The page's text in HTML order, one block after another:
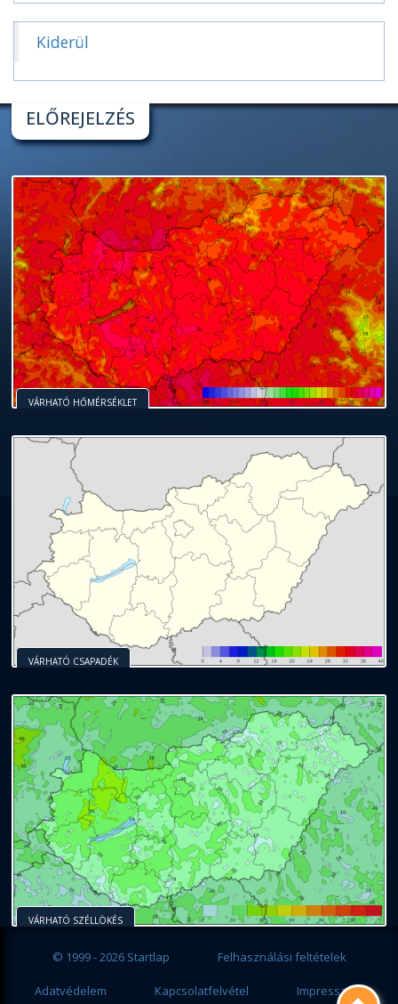
Kiderül
ELŐREJELZÉS
VÁRHATÓ HŐMÉRSÉKLET
VÁRHATÓ CSAPADÉK
VÁRHATÓ SZÉLLÖKÉS
© 1999 - 2026 Startlap Felhasználási feltételek
Adatvédelem Kapcsolatfelvétel Impresszum